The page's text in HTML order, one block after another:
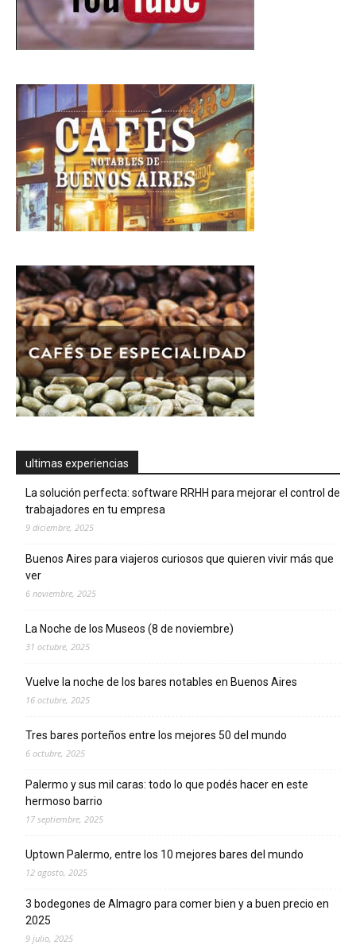
ultimas experiencias
La solución perfecta: software RRHH para mejorar el control de
trabajadores en tu empresa
9 diciembre, 2025
Buenos Aires para viajeros curiosos que quieren vivir más que
ver
6 noviembre, 2025
La Noche de los Museos (8 de noviembre)
31 octubre, 2025
Vuelve la noche de los bares notables en Buenos Aires
16 octubre, 2025
Tres bares porteños entre los mejores 50 del mundo
6 octubre, 2025
Palermo y sus mil caras: todo lo que podés hacer en este
hermoso barrio
17 septiembre, 2025
Uptown Palermo, entre los 10 mejores bares del mundo
12 agosto, 2025
3 bodegones de Almagro para comer bien y a buen precio en
2025
9 julio, 2025